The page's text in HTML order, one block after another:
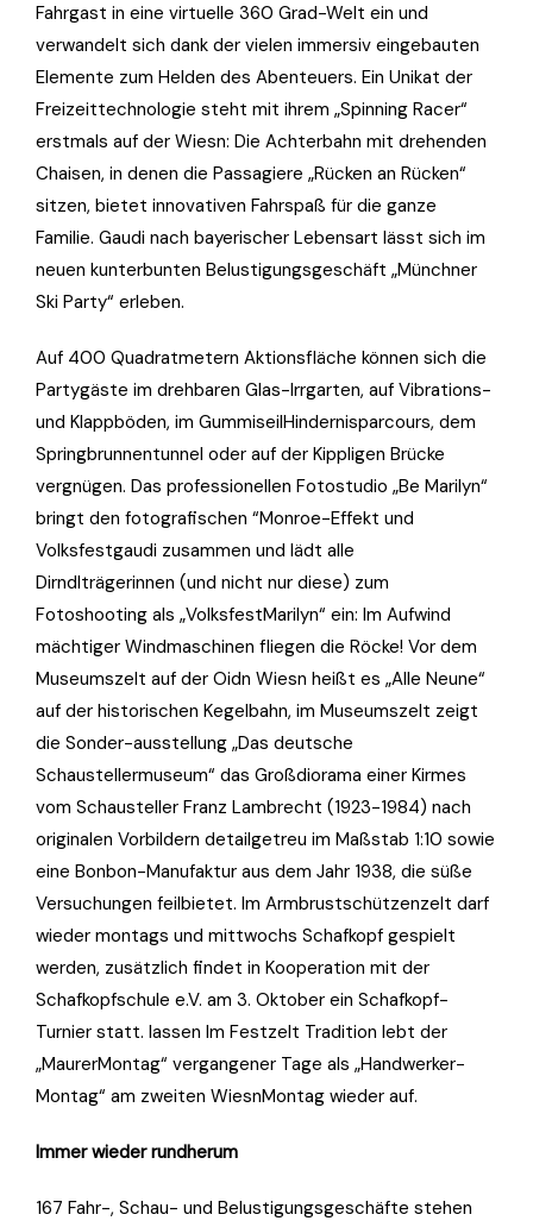
Fahrgast in eine virtuelle 360 Grad-Welt ein und
verwandelt sich dank der vielen immersiv eingebauten
Elemente zum Helden des Abenteuers. Ein Unikat der
Freizeittechnologie steht mit ihrem „Spinning Racer“
erstmals auf der Wiesn: Die Achterbahn mit drehenden
Chaisen, in denen die Passagiere „Rücken an Rücken“
sitzen, bietet innovativen Fahrspaß für die ganze
Familie. Gaudi nach bayerischer Lebensart lässt sich im
neuen kunterbunten Belustigungsgeschäft „Münchner
Ski Party“ erleben.
Auf 400 Quadratmetern Aktionsfläche können sich die
Partygäste im drehbaren Glas-Irrgarten, auf Vibrations-
und Klappböden, im GummiseilHindernisparcours, dem
Springbrunnentunnel oder auf der Kippligen Brücke
vergnügen. Das professionellen Fotostudio „Be Marilyn“
bringt den fotografischen “Monroe-Effekt und
Volksfestgaudi zusammen und lädt alle
Dirndlträgerinnen (und nicht nur diese) zum
Fotoshooting als „VolksfestMarilyn“ ein: Im Aufwind
mächtiger Windmaschinen fliegen die Röcke! Vor dem
Museumszelt auf der Oidn Wiesn heißt es „Alle Neune“
auf der historischen Kegelbahn, im Museumszelt zeigt
die Sonder-ausstellung „Das deutsche
Schaustellermuseum“ das Großdiorama einer Kirmes
vom Schausteller Franz Lambrecht (1923-1984) nach
originalen Vorbildern detailgetreu im Maßstab 1:10 sowie
eine Bonbon-Manufaktur aus dem Jahr 1938, die süße
Versuchungen feilbietet. Im Armbrustschützenzelt darf
wieder montags und mittwochs Schafkopf gespielt
werden, zusätzlich findet in Kooperation mit der
Schafkopfschule e.V. am 3. Oktober ein Schafkopf-
Turnier statt. lassen Im Festzelt Tradition lebt der
„MaurerMontag“ vergangener Tage als „Handwerker-
Montag“ am zweiten WiesnMontag wieder auf.
Immer wieder rundherum
167 Fahr-, Schau- und Belustigungsgeschäfte stehen